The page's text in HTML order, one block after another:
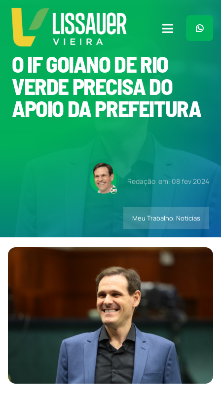
para
conteúdo
Toggle
Home
Plano de Governo
Contatos
O IF GOIANO DE RIO
VERDE PRECISA DO
APOIO DA PREFEITURA
Redação em: 08 fev 2024
Meu Trabalho, Notícias